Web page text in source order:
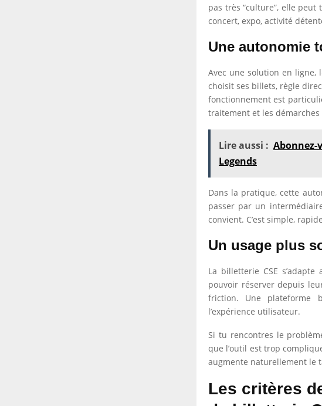
pas très “culture”, elle
concert, expo, activité
Une autonomie
Avec une solution en ligne,
choisit ses billets, règle
fonctionnement est
traitement et les démarches
Lire aussi : Abonnez-
Legends
Dans la pratique, cette
passer par un
convient. C’est simple,
Un usage plus
La billetterie CSE
pouvoir réserver depuis
friction. Une plateforme
l’expérience utilisateur.
Si tu rencontres le
que l’outil est trop
augmente naturellement le
Les critères